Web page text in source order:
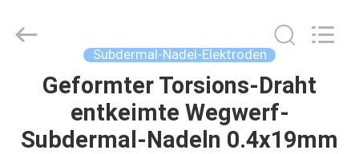
HAUS
PRODUKTE
Electronics
Co.,Ltd..
Subdermal-Nadel-Elektroden
Geformter Torsions-Draht
entkeimte Wegwerf-
Subdermal-Nadeln 0.4x19mm